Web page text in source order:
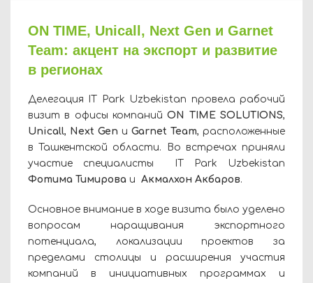
ON TIME, Unicall, Next Gen и Garnet
Team: акцент на экспорт и развитие
в регионах
Делегация IT Park Uzbekistan провела рабочий
визит в офисы компанийON TIME SOLUTIONS,
Unicall, Next Gen и Garnet Team, расположенные
в Ташкентской области. Во встречах приняли
участие специалисты IT Park Uzbekistan
Фотима Тимирова и Акмалхон Акбаров.
Основное внимание в ходе визита было уделено
вопросам наращивания экспортного
потенциала, локализации проектов за
пределами столицы и расширения участия
компаний в инициативных программах и